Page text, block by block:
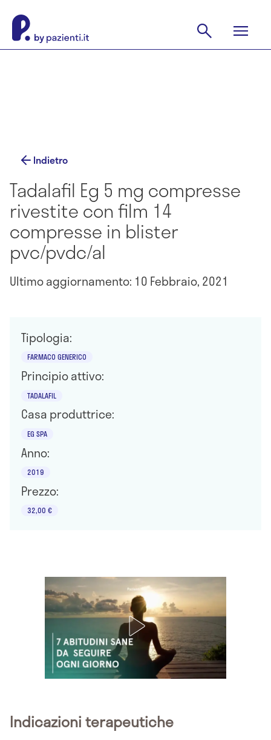
Indietro
Tadalafil Eg 5 mg compresse
rivestite con film 14
compresse in blister
pvc/pvdc/al
Ultimo aggiornamento: 10 Febbraio, 2021
Tipologia:
FARMACO GENERICO
Principio attivo:
TADALAFIL
Casa produttrice:
EG SPA
Anno:
2019
Prezzo:
32,00 €
Indicazioni terapeutiche